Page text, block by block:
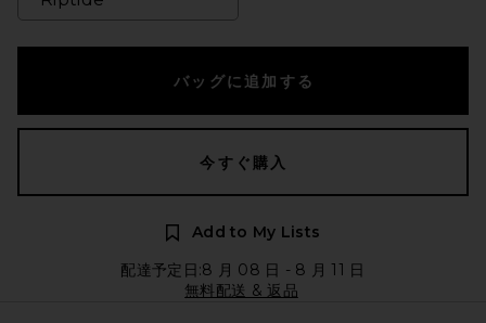
バッグに追加する
今すぐ購入
Add to My Lists
配達予定日:8 月 08 日 - 8 月 11 日
無料配送 & 返品